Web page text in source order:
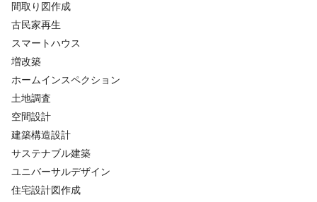
間取り図作成
古民家再生
スマートハウス
増改築
ホームインスペクション
土地調査
空間設計
建築構造設計
サステナブル建築
ユニバーサルデザイン
住宅設計図作成